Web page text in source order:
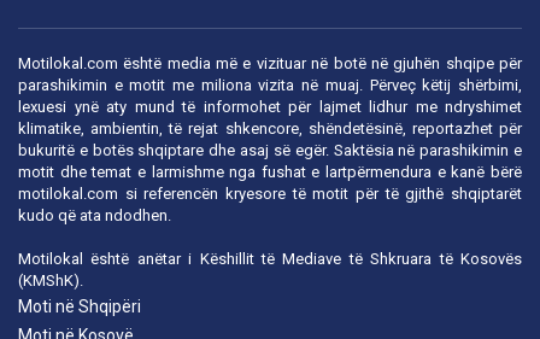
Motilokal.com është media më e vizituar në botë në gjuhën shqipe për
parashikimin e motit me miliona vizita në muaj. Përveç këtij shërbimi,
lexuesi ynë aty mund të informohet për lajmet lidhur me ndryshimet
klimatike, ambientin, të rejat shkencore, shëndetësinë, reportazhet për
bukuritë e botës shqiptare dhe asaj së egër. Saktësia në parashikimin e
motit dhe temat e larmishme nga fushat e lartpërmendura e kanë bërë
motilokal.com si referencën kryesore të motit për të gjithë shqiptarët
kudo që ata ndodhen.
Motilokal është anëtar i Këshillit të Mediave të Shkruara të Kosovës
(KMShK).
Moti në Shqipëri